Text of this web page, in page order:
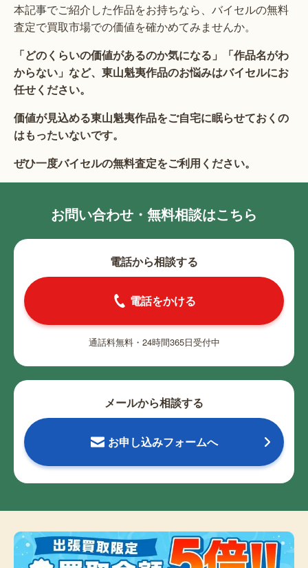
本記事でご紹介した作品をお持ちなら、バイセルの無料
査定で買取市場での価値を確かめてみませんか。
「どのくらいの価値があるのか気になる」「作品名がわ
からない」など、東山魁夷作品のお悩みはバイセルにお
任せください。
価値が見込める東山魁夷作品をご自宅に眠らせておくの
はもったいないです。
ぜひ一度バイセルの無料査定をご利用ください。
お問い合わせ・無料相談はこちら
電話から相談する
電話をかける
通話料無料・24時間365日受付中
メールから相談する
お申し込みフォームへ